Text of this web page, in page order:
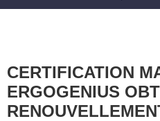
CERTIFICATION
ERGOGENIUS